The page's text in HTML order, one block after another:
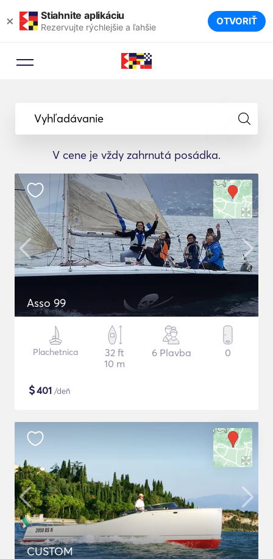
× Stiahnite aplikáciu
Rezervujte rýchlejšie a ľahšie OTVORIŤ
Vyhľadávanie
V cene je vždy zahrnutá posádka.
Asso 99
Plachetnica
32 ft
10 m
6 Plavba 0
$401 /deň
CUSTOM